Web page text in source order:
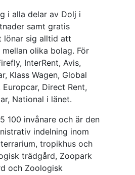
i alla delar av Dolj i
samt gratis
lönar sig alltid att
olika bolag. För
InterRent, Avis,
Klass Wagen, Global
Direct Rent,
National i länet.
100 invånare och är den
indelning inom
tropikhus och
trädgård, Zoopark
och Zoologisk